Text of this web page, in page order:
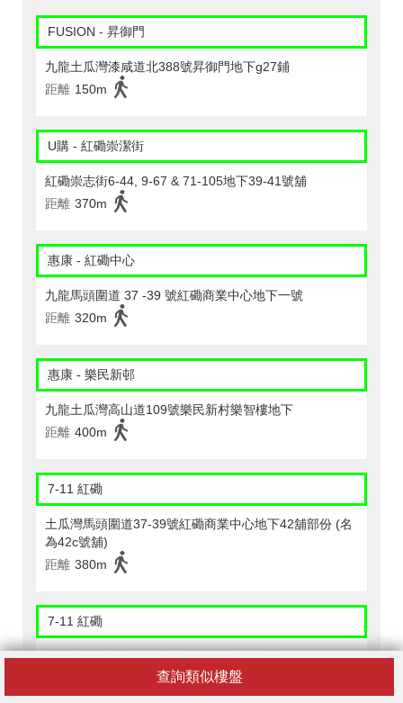
查詢類似樓盤
FUSION - 昇御門
九龍土瓜灣漆咸道北388號昇御門地下g27鋪
距離 150m
U購 - 紅磡崇潔街
紅磡崇志街6-44, 9-67 & 71-105地下39-41號舖
距離 370m
惠康 - 紅磡中心
九龍馬頭圍道 37 -39 號紅磡商業中心地下一號
距離 320m
惠康 - 樂民新邨
九龍土瓜灣高山道109號樂民新村樂智樓地下
距離 400m
7-11 紅磡
土瓜灣馬頭圍道37-39號紅磡商業中心地下42舖部份 (名
為42c號舖)
距離 380m
7-11 紅磡
九龍紅磡崇安街 17 號陽光廣場地下 H 號舖